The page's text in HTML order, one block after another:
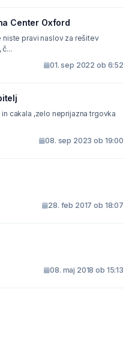
Center Oxford
pravi naslov za rešitev
01. sep 2022 ob 6:52
08. sep 2023 ob 19:00
28. feb 2017 ob 18:07
08. maj 2018 ob 15:13